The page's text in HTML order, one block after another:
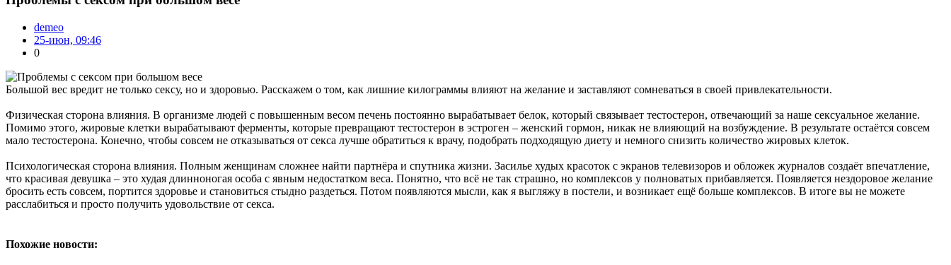
demeo
25-июн, 09:46
0
Большой вес вредит не только сексу, но и здоровью. Расскажем о том, как лишние килограммы влияют на желание и заставляют сомневаться в своей привлекательности.
Физическая сторона влияния. В организме людей с повышенным весом печень постоянно вырабатывает белок, который связывает тестостерон, отвечающий за наше сексуальное желание.
Помимо этого, жировые клетки вырабатывают ферменты, которые превращают тестостерон в эстроген – женский гормон, никак не влияющий на возбуждение. В результате остаётся совсем
мало тестостерона. Конечно, чтобы совсем не отказываться от секса лучше обратиться к врачу, подобрать подходящую диету и немного снизить количество жировых клеток.
Психологическая сторона влияния. Полным женщинам сложнее найти партнёра и спутника жизни. Засилье худых красоток с экранов телевизоров и обложек журналов создаёт впечатление,
что красивая девушка – это худая длинноногая особа с явным недостатком веса. Понятно, что всё не так страшно, но комплексов у полноватых прибавляется. Появляется нездоровое желание
бросить есть совсем, портится здоровье и становиться стыдно раздеться. Потом появляются мысли, как я выгляжу в постели, и возникает ещё больше комплексов. В итоге вы не можете
расслабиться и просто получить удовольствие от секса.
Похожие новости: